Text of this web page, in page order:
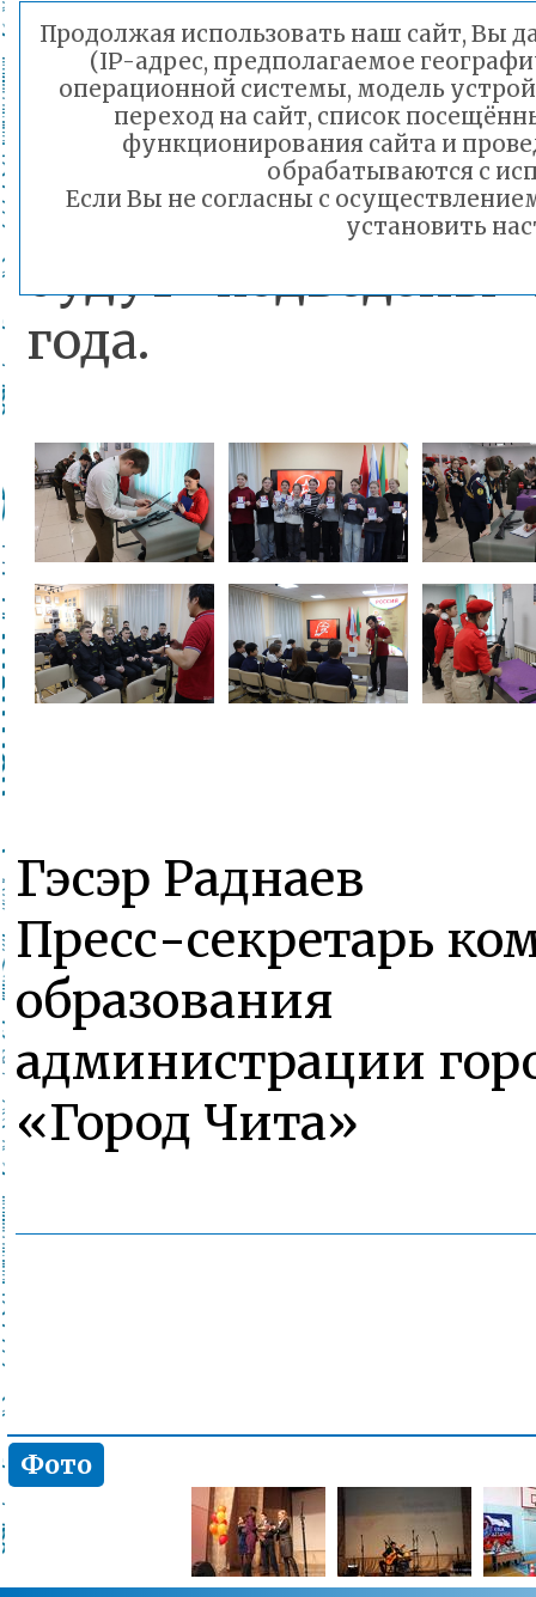
По итогам
участники
об участии.
будут подведены
года.
Гэсэр Раднаев
Пресс-секретарь
образования
администрации
«Город Чита»
Фото
Продолжая использовать наш сайт, Вы
(IP-адрес, предполагаемое
операционной системы, модель
переход на сайт, список
функционирования сайта и
обрабатываются с
Если Вы не согласны с
установить